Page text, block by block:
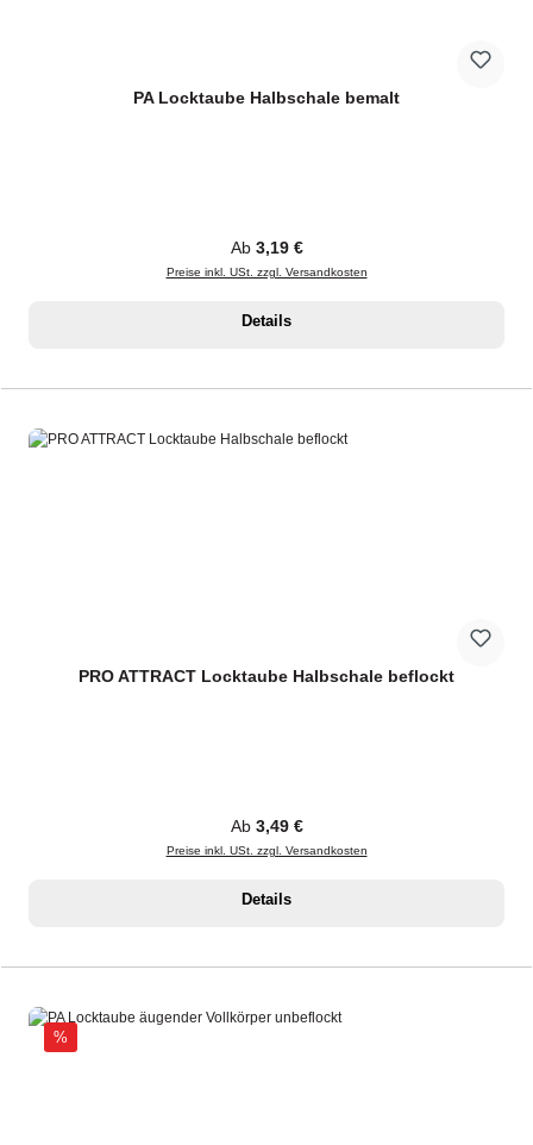
PA Locktaube Halbschale bemalt
Regulärer Preis:
Ab 3,19 €
Preise inkl. USt. zzgl. Versandkosten
Details
PRO ATTRACT Locktaube Halbschale beflockt
Regulärer Preis:
Ab 3,49 €
Preise inkl. USt. zzgl. Versandkosten
Details
%Rabatt